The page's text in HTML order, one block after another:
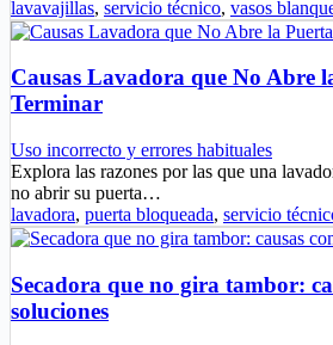
lavavajillas, servicio técnico, vasos
Causas Lavadora que No Abre
Terminar
Uso incorrecto y errores habituales
Explora las razones por las que una
no abrir su puerta…
lavadora, puerta bloqueada, servicio
Secadora que no gira tambor:
soluciones